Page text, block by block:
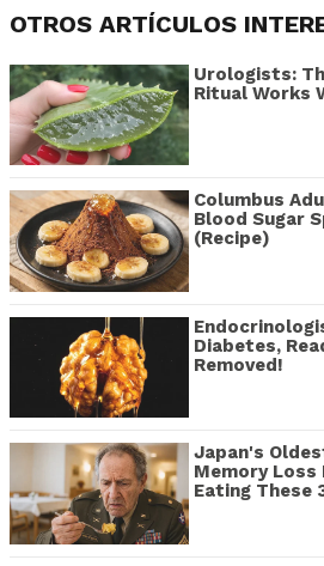
OTROS ARTÍCULOS
Urologists:
Ritual Works
Columbus
Blood Sugar
(Recipe)
Diabetes,
Removed!
Japan's
Memory
Eating These